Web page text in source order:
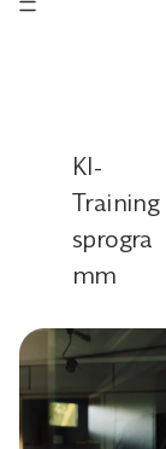
KI-
Training
sprogra
mm